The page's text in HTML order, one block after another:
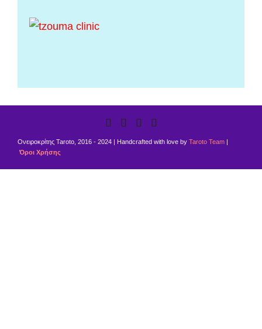
Ονειροκρίτης Taroto, 2016 - 2024 | Handcrafted with love by Taroto Team |
Όροι Χρήσης